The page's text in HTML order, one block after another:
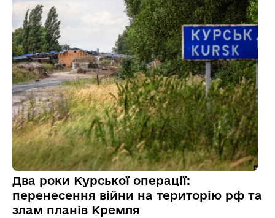
Два роки Курської операції:
перенесення війни на територію рф та
злам планів Кремля